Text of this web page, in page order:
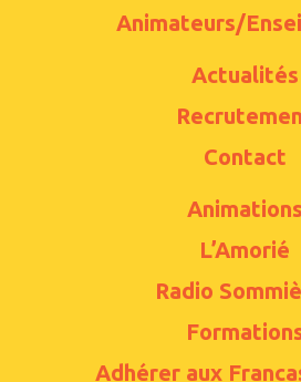
Animateurs/
Actualités
Contact
Animations
L’Amorié
Radio
Adhérer aux